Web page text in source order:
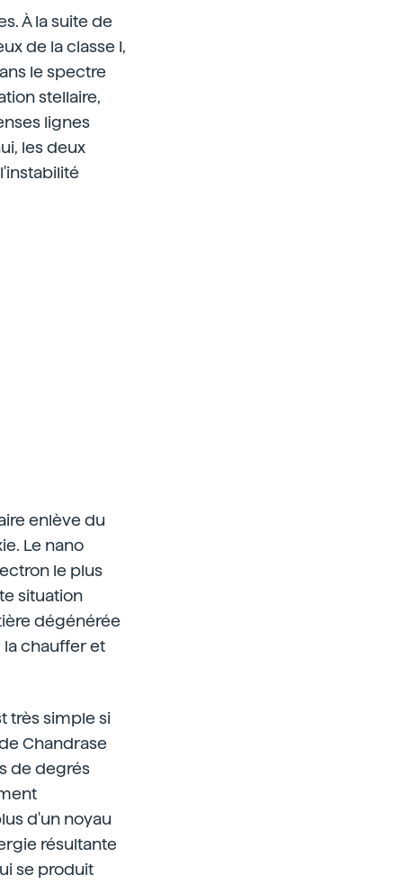
À la suite de
de la classe I,
le spectre
stellaire,
lignes
les deux
enlève du
Le nano
le plus
situation
dégénérée
la chauffer et
très simple si
Chandrase
de degrés
d'un noyau
résultante
se produit